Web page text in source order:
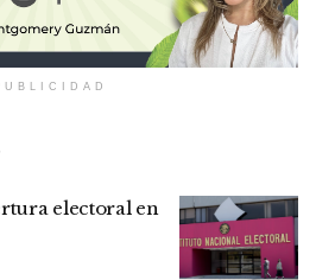
electoral en